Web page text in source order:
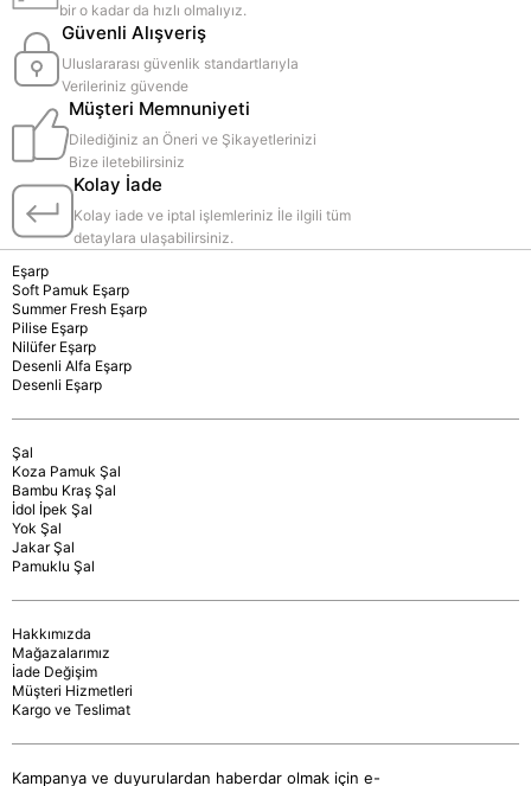
bir o kadar da hızlı olmalıyız.
Güvenli Alışveriş
Uluslararası güvenlik standartlarıyla
Verileriniz güvende
Müşteri Memnuniyeti
Dilediğiniz an Öneri ve Şikayetlerinizi
Bize iletebilirsiniz
Kolay İade
Kolay iade ve iptal işlemleriniz İle ilgili tüm
detaylara ulaşabilirsiniz.
Eşarp
Soft Pamuk Eşarp
Summer Fresh Eşarp
Pilise Eşarp
Nilüfer Eşarp
Desenli Alfa Eşarp
Desenli Eşarp
Şal
Koza Pamuk Şal
Bambu Kraş Şal
İdol İpek Şal
Yok Şal
Jakar Şal
Pamuklu Şal
Hakkımızda
Mağazalarımız
İade Değişim
Müşteri Hizmetleri
Kargo ve Teslimat
Kampanya ve duyurulardan haberdar olmak için e-